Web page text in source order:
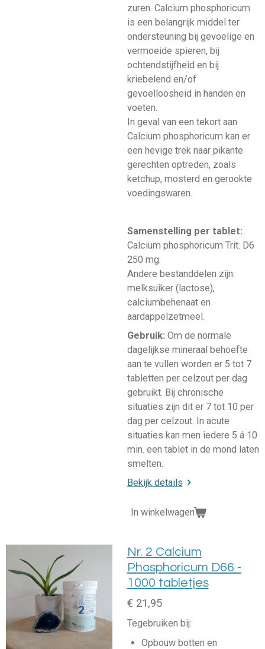
zuren. Calcium phosphoricum
is een belangrijk middel ter
ondersteuning bij gevoelige en
vermoeide spieren, bij
ochtendstijfheid en bij
kriebelend en/of
gevoelloosheid in handen en
voeten.
In geval van een tekort aan
Calcium phosphoricum kan er
een hevige trek naar pikante
gerechten optreden, zoals
ketchup, mosterd en gerookte
voedingswaren.
Samenstelling per tablet:
Calcium phosphoricum Trit. D6
250 mg.
Andere bestanddelen zijn:
melksuiker (lactose),
calciumbehenaat en
aardappelzetmeel.
Gebruik: Om de normale
dagelijkse mineraal behoefte
aan te vullen worden er 5 tot 7
tabletten per celzout per dag
gebruikt. Bij chronische
situaties zijn dit er 7 tot 10 per
dag per celzout. In acute
situaties kan men iedere 5 á 10
min. een tablet in de mond laten
smelten.
Bekijk details
In winkelwagen
Nr. 2 Calcium
Phosphoricum D66 -
1000 tabletjes
€ 21,95
Tegebruiken bij:
Opbouw botten en